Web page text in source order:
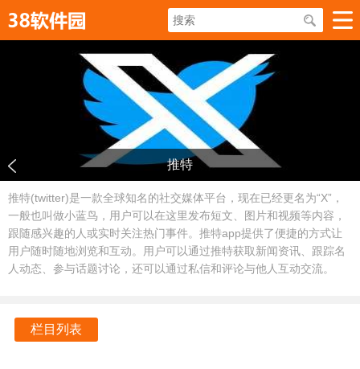
推特
推特(twitter)是一款全球知名的社交媒体平台，现在已经更名为“X”，
一般也叫做小蓝鸟，用户可以在这里发布短文、图片和视频等内容，
跟随感兴趣的人或实时关注热门事件。推特app提供了便捷的方式让
用户随时随地浏览和互动。用户可以通过推特获取新闻资讯、跟踪名
人动态、参与话题讨论，还可以通过私信和评论与他人互动交流。
栏目列表